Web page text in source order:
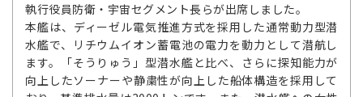
執行役員防衛・宇宙セグメント長らが出席しました。
本艦は、ディーゼル電気推進方式を採用した通常動力型潜
水艦で、リチウムイオン蓄電池の電力を動力として潜航し
ます。「そうりゅう」型潜水艦と比べ、さらに探知能力が
向上したソーナーや静粛性が向上した船体構造を採用して